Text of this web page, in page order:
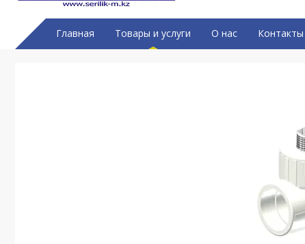
Главная Товары и услуги О нас Контакты